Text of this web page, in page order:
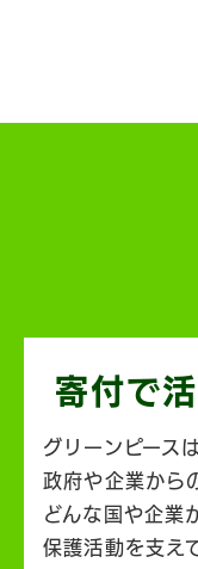
寄付で
グリーンピース
政府や企業から
どんな国や企業
保護活動を支え